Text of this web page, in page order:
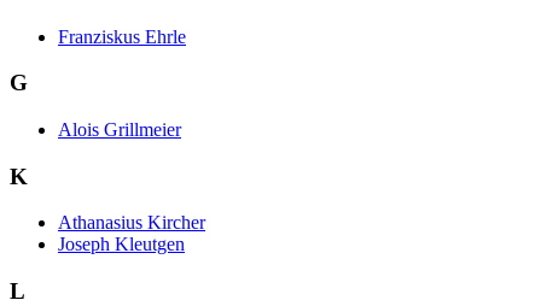
Franziskus Ehrle
G
Alois Grillmeier
K
Athanasius Kircher
Joseph Kleutgen
L